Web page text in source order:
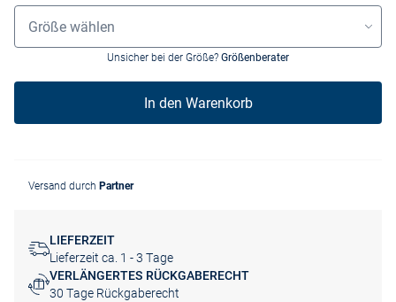
Größenauswahl
Größe wählen
Unsicher bei der Größe? Größenberater
In den Warenkorb
Versand durch Partner
LIEFERZEIT
Lieferzeit ca. 1 - 3 Tage
VERLÄNGERTES RÜCKGABERECHT
30 Tage Rückgaberecht